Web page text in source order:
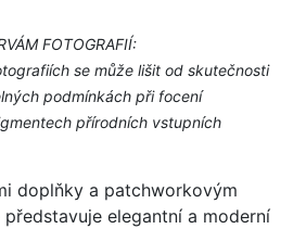
FOTOGRAFIÍ:
se může lišit od skutečnosti
podmínkách při focení
přírodních vstupních
doplňky a patchworkovým
elegantní a moderní